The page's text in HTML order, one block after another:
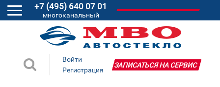
+7 (495) 640 07 01
многоканальный
Войти
Регистрация
ЗАПИСАТЬСЯ НА СЕРВИС